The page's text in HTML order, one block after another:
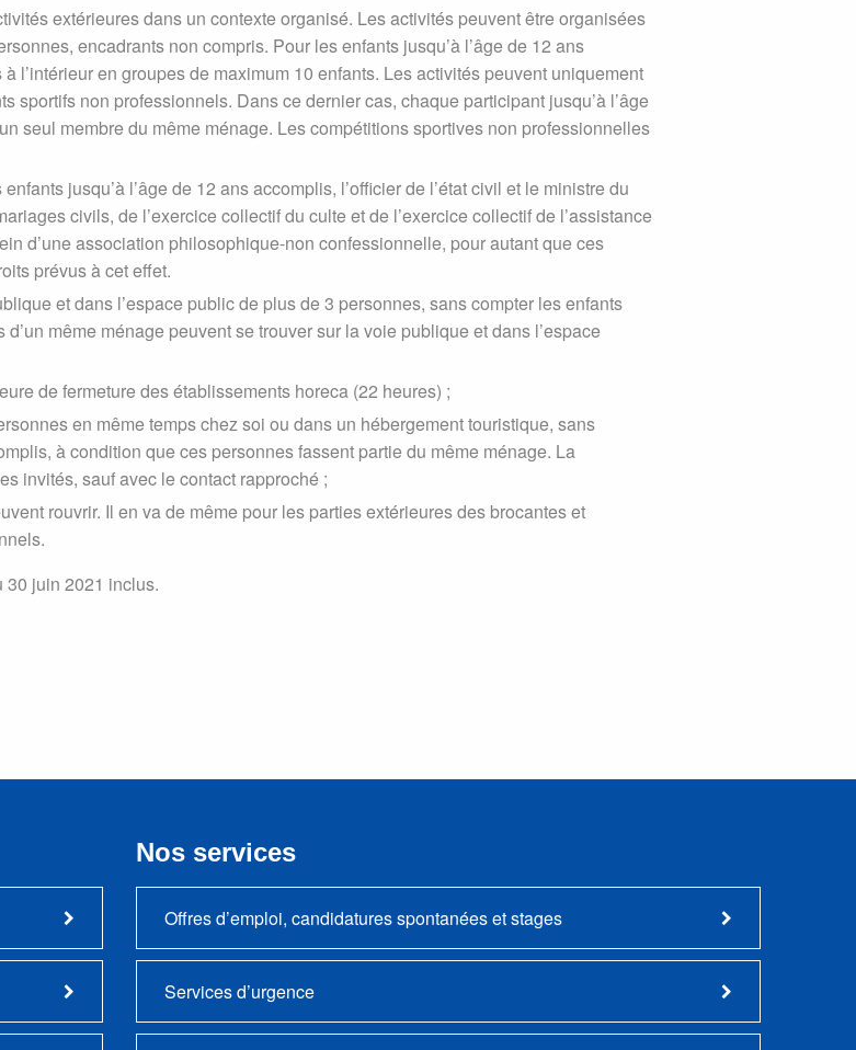
extérieures dans un contexte organisé. Les activités peuvent être organisées
encadrants non compris. Pour les enfants jusqu’à l’âge de 12 ans
l’intérieur en groupes de maximum 10 enfants. Les activités peuvent uniquement
sportifs non professionnels. Dans ce dernier cas, chaque participant jusqu’à l’âge
seul membre du même ménage. Les compétitions sportives non professionnelles
jusqu’à l’âge de 12 ans accomplis, l’officier de l’état civil et le ministre du
civils, de l’exercice collectif du culte et de l’exercice collectif de l’assistance
d’une association philosophique-non confessionnelle, pour autant que ces
prévus à cet effet.
et dans l’espace public de plus de 3 personnes, sans compter les enfants
même ménage peuvent se trouver sur la voie publique et dans l’espace
de fermeture des établissements horeca (22 heures) ;
en même temps chez soi ou dans un hébergement touristique, sans
à condition que ces personnes fassent partie du même ménage. La
invités, sauf avec le contact rapproché ;
rouvrir. Il en va de même pour les parties extérieures des brocantes et
30 juin 2021 inclus.
Nos services
Offres d’emploi, candidatures spontanées et stages
Services d’urgence